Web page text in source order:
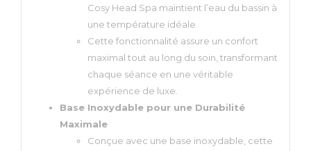
Cosy Head Spa maintient l’eau du bassin à
une température idéale.
Cette fonctionnalité assure un confort
maximal tout au long du soin, transformant
chaque séance en une véritable
expérience de luxe.
Base Inoxydable pour une Durabilité
Maximale
Conçue avec une base inoxydable, cette